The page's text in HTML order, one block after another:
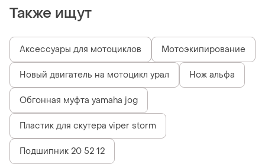
Также ищут
Аксессуары для мотоциклов Мотоэкипирование
Новый двигатель на мотоцикл урал Нож альфа
Обгонная муфта yamaha jog
Пластик для скутера viper storm
Подшипник 20 52 12